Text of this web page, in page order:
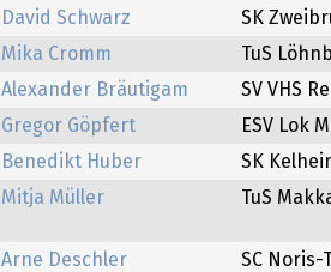
David Schwarz SK
Mika Cromm TuS
Alexander Bräutigam SV VHS
Gregor Göpfert ESV Lok
Benedikt Huber SK
Mitja Müller TuS
Arne Deschler
SC